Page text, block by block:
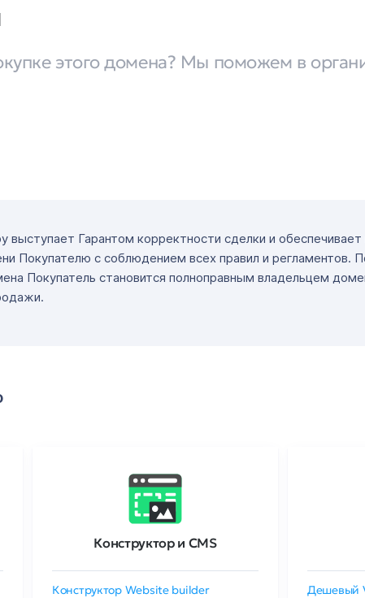
этого домена? Мы поможем в
выступает Гарантом корректности сделки и
Покупателю с соблюдением всех правил и регламентов.
Покупатель становится полноправным владельцем
Конструктор и CMS
Конструктор Website builder Дешевый